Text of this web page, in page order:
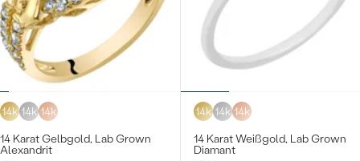
14k 14k 14k
14 Karat Gelbgold, Lab Grown
Alexandrit
14k 14k 14k
14 Karat Weißgold, Lab Grown
Diamant